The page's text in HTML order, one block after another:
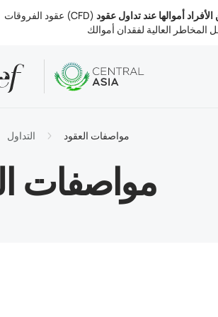
الأفراد أموالها عند تداول عقود
والويب
التداول مواصفات العقود
مواصفات